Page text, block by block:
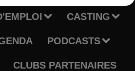
CASTING
PODCASTS
CLUBS PARTENAIRES